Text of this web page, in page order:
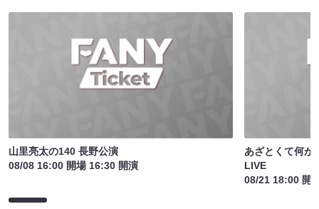
山里亮太の140 長野公演
08/08 16:00 開場 16:30 開演
あざとくて何が
LIVE
08/21 18:00 開